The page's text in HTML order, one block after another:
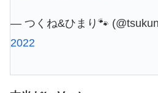
— つくね&ひまり🐾
2022